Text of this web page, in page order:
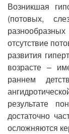
Возникшая
(потовых,
отсутствие
развития
возрасте –
раннем
результате
достаточно
осложняются